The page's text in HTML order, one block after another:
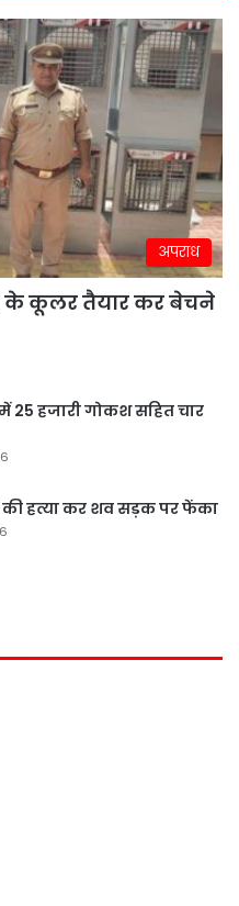
अपराध
कूलर तैयार कर बेचने
हजारी गोकश सहित चार
हत्या कर शव सड़क पर फेंका